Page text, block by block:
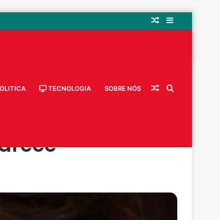
Barra
Artigo
TECNOLOGIA SOBRE NÓS Procurar
Artigo
do país?